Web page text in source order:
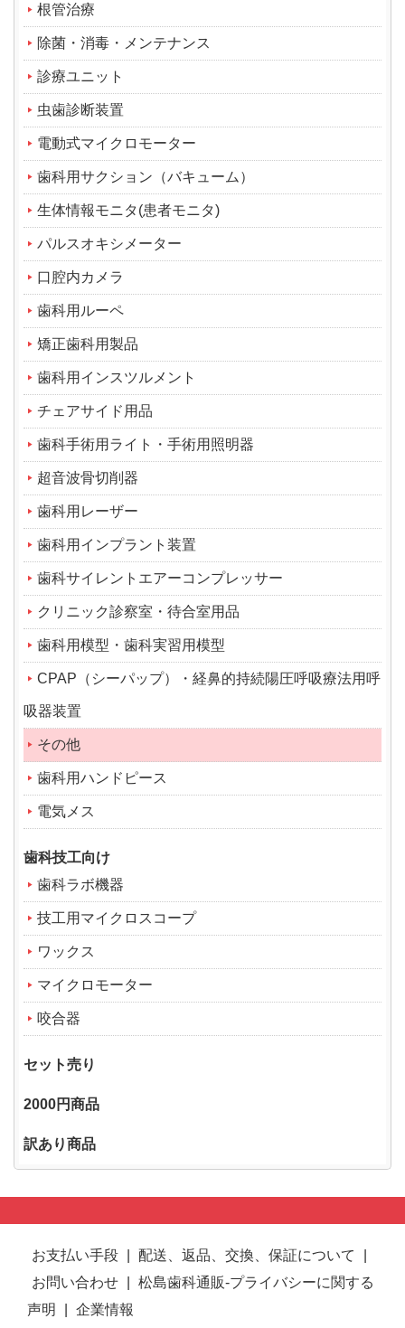
根管治療
除菌・消毒・メンテナンス
診療ユニット
虫歯診断装置
電動式マイクロモーター
歯科用サクション（バキューム）
生体情報モニタ(患者モニタ)
パルスオキシメーター
口腔内カメラ
歯科用ルーペ
矯正歯科用製品
歯科用インスツルメント
チェアサイド用品
歯科手術用ライト・手術用照明器
超音波骨切削器
歯科用レーザー
歯科用インプラント装置
歯科サイレントエアーコンプレッサー
クリニック診察室・待合室用品
歯科用模型・歯科実習用模型
CPAP（シーパップ）・経鼻的持続陽圧呼吸療法用呼
吸器装置
その他
歯科用ハンドピース
電気メス
歯科技工向け
歯科ラボ機器
技工用マイクロスコープ
ワックス
マイクロモーター
咬合器
セット売り
2000円商品
訳あり商品
お支払い手段 配送、返品、交換、保証について
お問い合わせ
松島歯科通販-プライバシーに関する
声明
企業情報